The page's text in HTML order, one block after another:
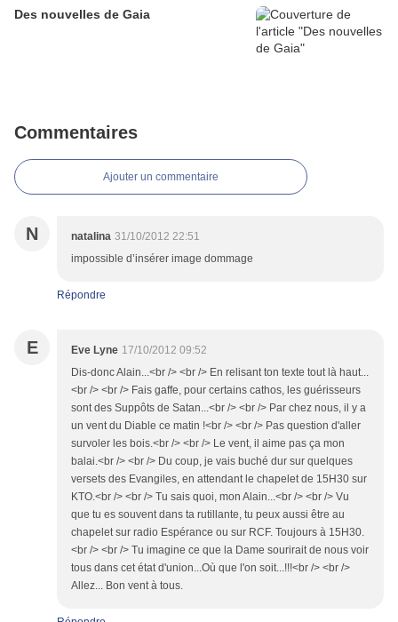
Des nouvelles de Gaia
Commentaires
Ajouter un commentaire
N natalina 31/10/2012 22:51
impossible d’insérer image dommage
Répondre
E Eve Lyne 17/10/2012 09:52
Dis-donc Alain...<br /> <br /> En relisant ton texte tout là haut...
<br /> <br /> Fais gaffe, pour certains cathos, les guérisseurs
sont des Suppôts de Satan...<br /> <br /> Par chez nous, il y a
un vent du Diable ce matin !<br /> <br /> Pas question d'aller
survoler les bois.<br /> <br /> Le vent, il aime pas ça mon
balai.<br /> <br /> Du coup, je vais buché dur sur quelques
versets des Evangiles, en attendant le chapelet de 15H30 sur
KTO.<br /> <br /> Tu sais quoi, mon Alain...<br /> <br /> Vu
que tu es souvent dans ta rutillante, tu peux aussi être au
chapelet sur radio Espérance ou sur RCF. Toujours à 15H30.
<br /> <br /> Tu imagine ce que la Dame sourirait de nous voir
tous dans cet état d'union...Où que l'on soit...!!!<br /> <br />
Allez... Bon vent à tous.